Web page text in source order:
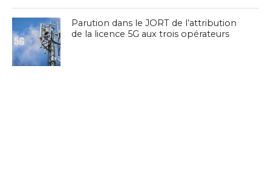
Parution dans le JORT de l’attribution
de la licence 5G aux trois opérateurs